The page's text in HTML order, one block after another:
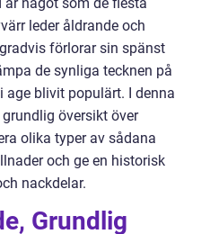
leder åldrande och
förlorar sin spänst
de synliga tecknen på
age blivit populärt. I denna
översikt över
olika typer av sådana
och ge en historisk
nackdelar.
Grundlig